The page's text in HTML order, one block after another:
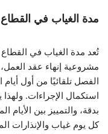
مدة الغياب في
تُعد مدة الغياب في
مشروعية إنهاء عقد
الفصل تلقائيًا من أول
استكمال الإجراءات.
بدقة، والتمييز بين الأيام
كل يوم غياب والإنذارات